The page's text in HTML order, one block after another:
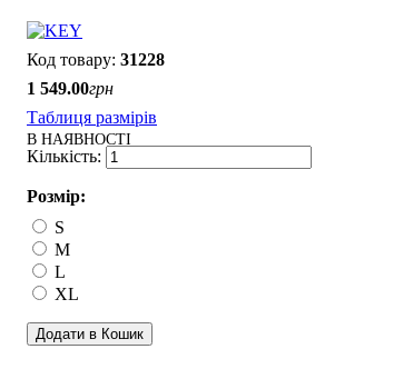
31228
1 549.00грн
Таблиця размірів
В НАЯВНОСТІ
Розмір:
S
M
L
XL
Додати в Кошик